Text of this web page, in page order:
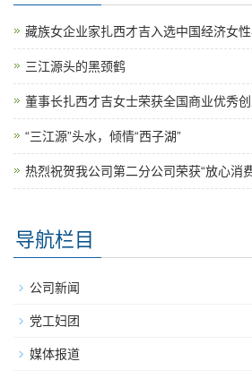
藏族女企业家扎西才吉入选中国经济女
三江源头的黑颈鹤
董事长扎西才吉女士荣获全国商业优秀
“三江源”头水，倾情“西子湖”
热烈祝贺我公司第二分公司荣获“放心消
导航栏目
公司新闻
党工妇团
媒体报道